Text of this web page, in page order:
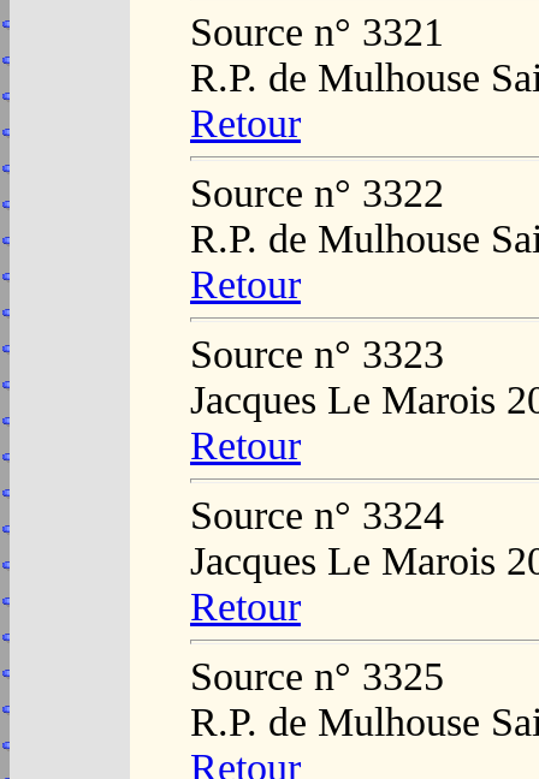
Source n° 3321
R.P. de Mulhouse
Retour
Source n° 3322
R.P. de Mulhouse
Retour
Source n° 3323
Jacques Le Marois
Retour
Source n° 3324
Jacques Le Marois
Retour
Source n° 3325
R.P. de Mulhouse
Retour